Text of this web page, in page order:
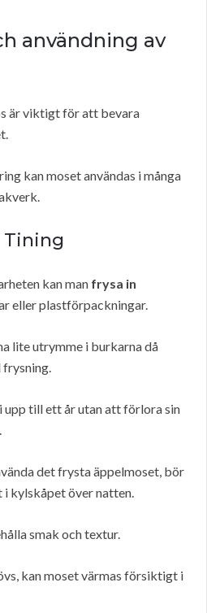
användning av
är viktigt för att bevara
kan moset användas i många
Tining
kan man frysa in
eller plastförpackningar.
lite utrymme i burkarna då
frysning.
upp till ett år utan att förlora sin
det frysta äppelmoset, bör
i kylskåpet över natten.
smak och textur.
kan moset värmas försiktigt i